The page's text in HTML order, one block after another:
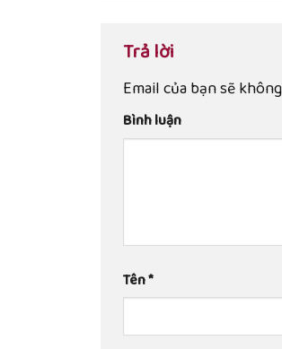
Trả lời
Email của bạn sẽ
Bình luận
Tên*